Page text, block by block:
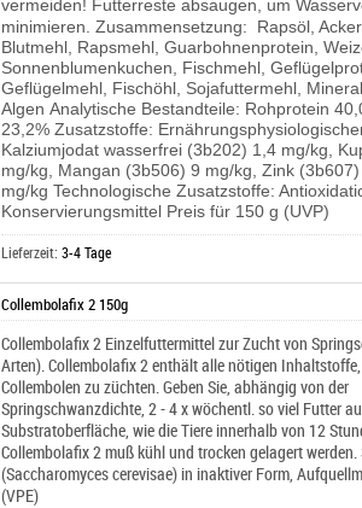
vermeiden! Futterreste absaugen, um
minimieren.Zusammensetzung: Rapsöl,
Blutmehl, Rapsmehl, Guarbohnenprotein,
Sonnenblumenkuchen, Fischmehl,
Geflügelmehl, Fischöhl, Sojafuttermehl,
AlgenAnalytische Bestandteile: Rohprotein
23,2%Zusatzstoffe:
Kalziumjodat wasserfrei (3b202) 1,4 mg/kg,
mg/kg, Mangan (3b506) 9 mg/kg, Zink
mg/kgTechnologische Zusatzstoffe:
Konservierungsmittel Preis für 150 g (UVP)
Lieferzeit:3-4 Tage
Collembolafix 2 150g
Collembolafix 2 Einzelfuttermittel zur Zucht von
Arten). Collembolafix 2 enthält alle nötigen
Collembolen zu züchten. Geben Sie, abhängig von der
Springschwanzdichte, 2 - 4 x wöchentl. so viel Futter
Substratoberfläche, wie die Tiere innerhalb von 12
Collembolafix 2 muß kühl und trocken gelagert werden.
(Saccharomyces cerevisae) in inaktiver Form,
(VPE)